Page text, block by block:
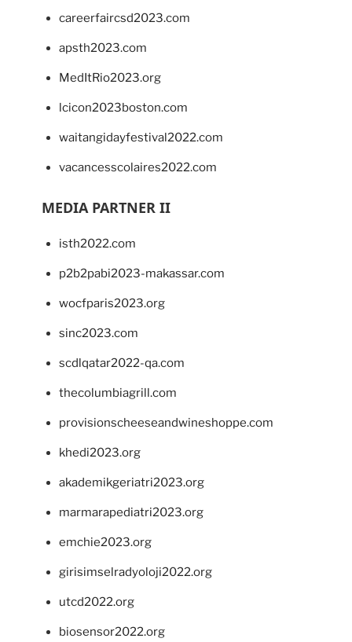
careerfaircsd2023.com
apsth2023.com
MedItRio2023.org
lcicon2023boston.com
waitangidayfestival2022.com
vacancesscolaires2022.com
MEDIA PARTNER II
isth2022.com
p2b2pabi2023-makassar.com
wocfparis2023.org
sinc2023.com
scdlqatar2022-qa.com
thecolumbiagrill.com
provisionscheeseandwineshoppe.com
khedi2023.org
akademikgeriatri2023.org
marmarapediatri2023.org
emchie2023.org
girisimselradyoloji2022.org
utcd2022.org
biosensor2022.org